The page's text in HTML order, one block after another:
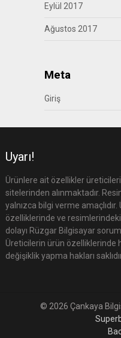
Eylül 2017
Ağustos 2017
Meta
Giriş
Uyarı!
Ürünlere ait özellikler
sitelerinden alınmaktadır.
yalnızca bilgi verme amaçlıdır.
özelliklerinde ve
dolayı Rüzgar Bilgisayar
Üreticilerin ürün özelliklerinde
değişiklik yapma hakları
© 2026 Çankaya